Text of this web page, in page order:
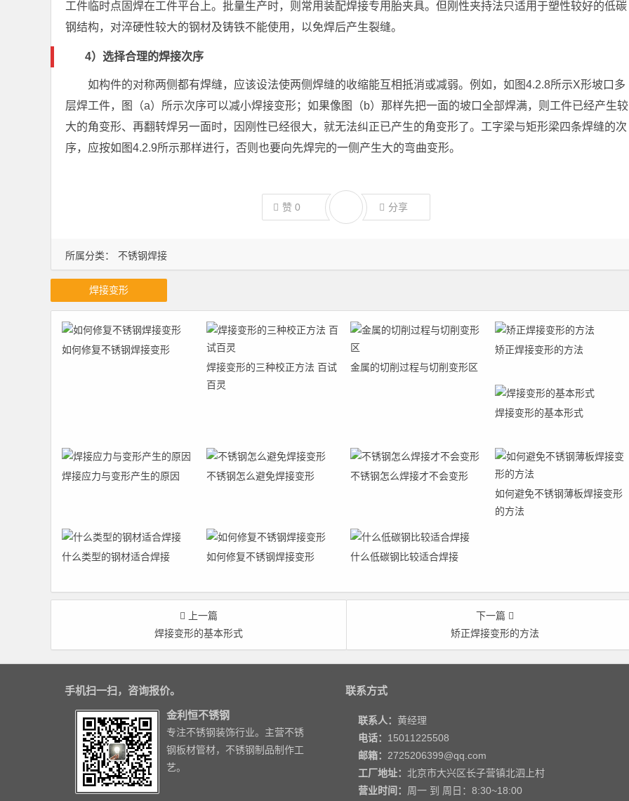
工件临时点固焊在工件平台上。批量生产时，则常用装配焊接专用胎夹具。但刚性夹持法只适用于塑性较好的低碳
钢结构，对淬硬性较大的钢材及铸铁不能使用，以免焊后产生裂缝。
4）选择合理的焊接次序
如构件的对称两侧都有焊缝，应该设法使两侧焊缝的收缩能互相抵消或减弱。例如，如图4.2.8所示X形坡口多
层焊工件，图（a）所示次序可以减小焊接变形；如果像图（b）那样先把一面的坡口全部焊满，则工件已经产生较
大的角变形、再翻转焊另一面时，因刚性已经很大，就无法纠正已产生的角变形了。工字梁与矩形梁四条焊缝的次
序，应按如图4.2.9所示那样进行，否则也要向先焊完的一侧产生大的弯曲变形。
赞 0 分享
所属分类： 不锈钢焊接
焊接变形
如何修复不锈钢焊接变形
焊接变形的三种校正方法 百试
百灵
金属的切削过程与切削变形区
矫正焊接变形的方法
焊接变形的基本形式
焊接应力与变形产生的原因 不锈钢怎么避免焊接变形
不锈钢怎么焊接才不会变形
如何避免不锈钢薄板焊接变形
的方法
什么类型的钢材适合焊接 如何修复不锈钢焊接变形 什么低碳钢比较适合焊接
上一篇
焊接变形的基本形式
下一篇
矫正焊接变形的方法
手机扫一扫，咨询报价。
金利恒不锈钢
专注不锈钢装饰行业。主营不锈
钢板材管材，不锈钢制品制作工
艺。
联系方式
联系人： 黄经理
电话： 15011225508
邮箱： 2725206399@qq.com
工厂地址： 北京市大兴区长子营镇北泗上村
营业时间： 周一 到 周日：8:30~18:00